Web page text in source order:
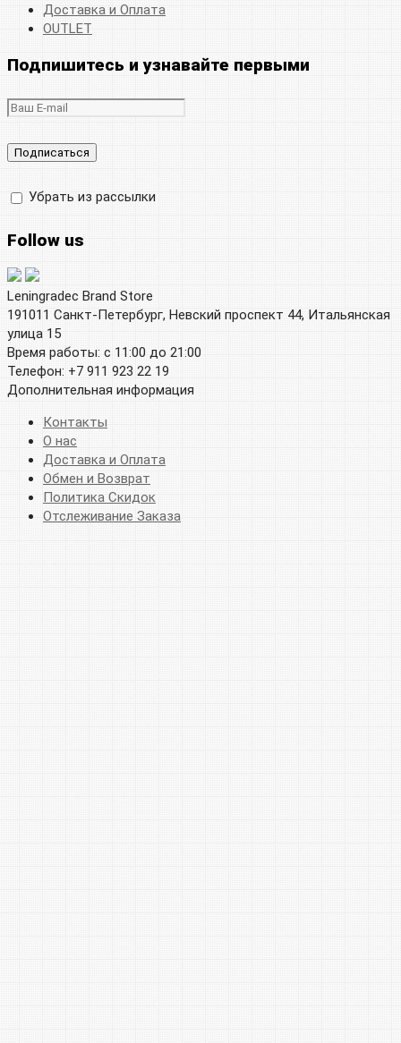
Доставка и Оплата
OUTLET
Подпишитесь и узнавайте первыми
Убрать из рассылки
Follow us
Leningradec Brand Store
191011 Санкт-Петербург, Невский проспект 44, Итальянская
улица 15
Время работы: с 11:00 до 21:00
Телефон: +7 911 923 22 19
Дополнительная информация
Контакты
О нас
Доставка и Оплата
Обмен и Возврат
Политика Скидок
Отслеживание Заказа